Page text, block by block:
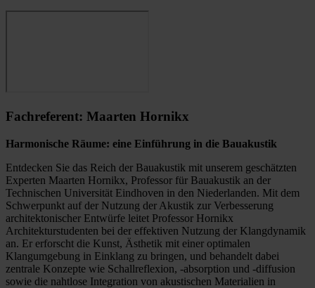
Fachreferent: Maarten Hornikx
Harmonische Räume: eine Einführung in die Bauakustik
Entdecken Sie das Reich der Bauakustik mit unserem geschätzten
Experten Maarten Hornikx, Professor für Bauakustik an der
Technischen Universität Eindhoven in den Niederlanden. Mit dem
Schwerpunkt auf der Nutzung der Akustik zur Verbesserung
architektonischer Entwürfe leitet Professor Hornikx
Architekturstudenten bei der effektiven Nutzung der Klangdynamik
an. Er erforscht die Kunst, Ästhetik mit einer optimalen
Klangumgebung in Einklang zu bringen, und behandelt dabei
zentrale Konzepte wie Schallreflexion, -absorption und -diffusion
sowie die nahtlose Integration von akustischen Materialien in